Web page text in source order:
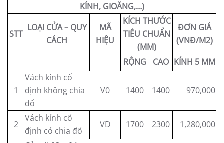
KÍNH, GIOĂNG,…)
STT
LOẠI CỬA – QUY
CÁCH
MÃ
HIỆU
KÍCH THƯỚC
TIÊU CHUẨN
(MM)
ĐƠN GIÁ
(VNĐ/M2)
RỘNG
CAO KÍNH 5 MM
1
Vách kính cố
định không chia
đố
V0 1400 1400 970,000
2
Vách kính cố
định có chia đố
VD 1700 2300 1,280,000